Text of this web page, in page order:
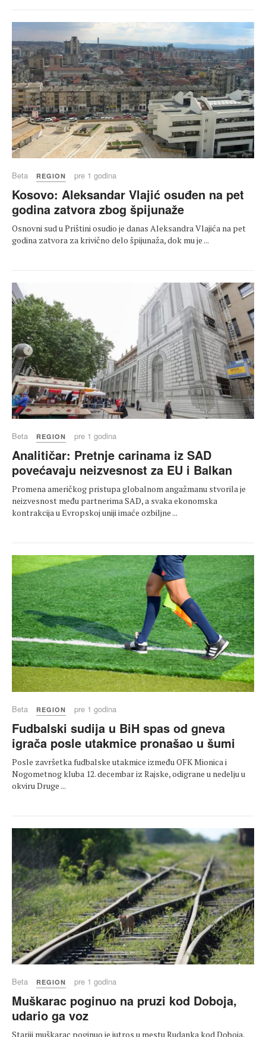
Beta REGION pre 1 godina
Kosovo: Aleksandar Vlajić osuđen na pet
godina zatvora zbog špijunaže
Osnovni sud u Prištini osudio je danas Aleksandra Vlajića na pet
godina zatvora za krivično delo špijunaža, dok mu je ...
Beta REGION pre 1 godina
Analitičar: Pretnje carinama iz SAD
povećavaju neizvesnost za EU i Balkan
Promena američkog pristupa globalnom angažmanu stvorila je
neizvesnost među partnerima SAD, a svaka ekonomska
kontrakcija u Evropskoj uniji imaće ozbiljne ...
Beta REGION pre 1 godina
Fudbalski sudija u BiH spas od gneva
igrača posle utakmice pronašao u šumi
Posle završetka fudbalske utakmice između OFK Mionica i
Nogometnog kluba 12. decembar iz Rajske, odigrane u nedelju u
okviru Druge ...
Beta REGION pre 1 godina
Muškarac poginuo na pruzi kod Doboja,
udario ga voz
Stariji muškarac poginuo je jutros u mestu Rudanka kod Doboja,